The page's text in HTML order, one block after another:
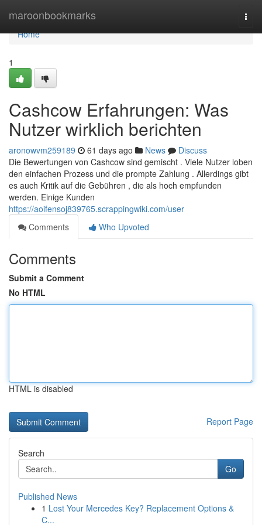
maroonbookmarks
Home
Home
1
Cashcow Erfahrungen: Was
Nutzer wirklich berichten
aronowvm259189 61 days ago News
Discuss
Die Bewertungen von Cashcow sind gemischt . Viele Nutzer loben
den einfachen Prozess und die prompte Zahlung . Allerdings gibt
es auch Kritik auf die Gebühren , die als hoch empfunden
werden. Einige Kunden
https://aoifensoj839765.scrappingwiki.com/user
Comments
Who Upvoted
Comments
Submit a Comment
No HTML
HTML is disabled
Report Page
Search
Go
Published News
1 Lost Your Mercedes Key? Replacement Options &
C...